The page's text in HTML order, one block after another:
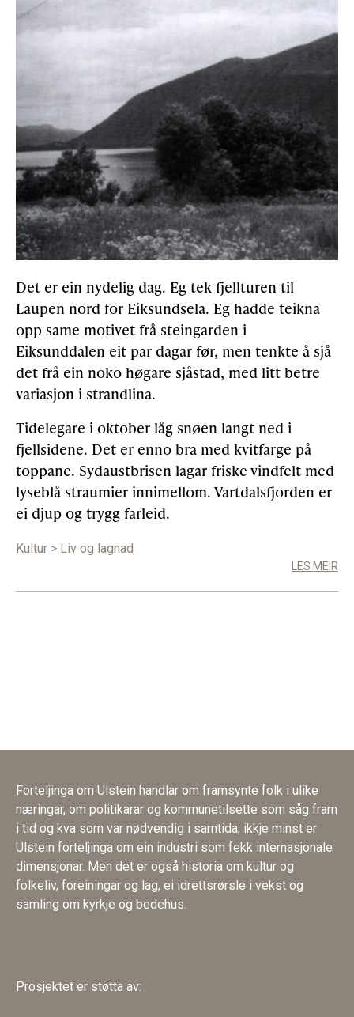
Det er ein nydelig dag. Eg tek fjellturen til
Laupen nord for Eiksundsela. Eg hadde teikna
opp same motivet frå steingarden i
Eiksunddalen eit par dagar før, men tenkte å sjå
det frå ein noko høgare sjåstad, med litt betre
variasjon i strandlina.
Tidelegare i oktober låg snøen langt ned i
fjellsidene. Det er enno bra med kvitfarge på
toppane. Sydaustbrisen lagar friske vindfelt med
lyseblå straumier innimellom. Vartdalsfjorden er
ei djup og trygg farleid.
Kultur > Liv og lagnad
LES MEIR
Forteljinga om Ulstein handlar om framsynte folk i ulike
næringar, om politikarar og kommunetilsette som såg fram
i tid og kva som var nødvendig i samtida; ikkje minst er
Ulstein forteljinga om ein industri som fekk internasjonale
dimensjonar. Men det er også historia om kultur og
folkeliv, foreiningar og lag, ei idrettsrørsle i vekst og
samling om kyrkje og bedehus.
Prosjektet er støtta av: